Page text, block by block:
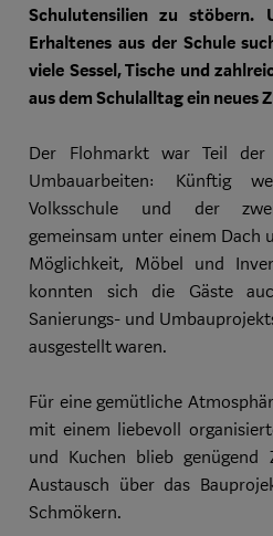
Schulutensilien zu
Erhaltenes aus der Schule
viele Sessel, Tische und
aus dem Schulalltag ein neues
Der Flohmarkt war Teil der
Umbauarbeiten: Künftig
Volksschule und der
gemeinsam unter einem Dach
Möglichkeit, Möbel und
konnten sich die Gäste
Sanierungs- und
ausgestellt waren.
Für eine gemütliche
mit einem liebevoll
und Kuchen blieb genügend
Austausch über das
Schmökern.